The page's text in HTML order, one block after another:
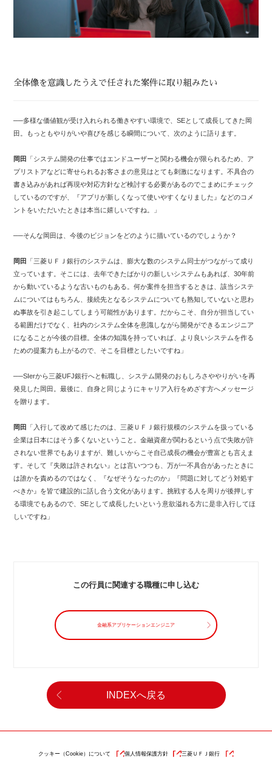
全体像を意識したうえで任された案件に取り組みたい
──多様な価値観が受け入れられる働きやすい環境で、SEとして成長してきた岡
田。もっともやりがいや喜びを感じる瞬間について、次のように語ります。
岡田
「システム開発の仕事ではエンドユーザーと関わる機会が限られるため、ア
プリストアなどに寄せられるお客さまの意見はとても刺激になります。不具合の
書き込みがあれば再現や対応方針など検討する必要があるのでこまめにチェック
しているのですが、『アプリが新しくなって使いやすくなりました』などのコメ
ントをいただいたときは本当に嬉しいですね。」
──そんな岡田は、今後のビジョンをどのように描いているのでしょうか？
岡田
「三菱ＵＦＪ銀行のシステムは、膨大な数のシステム同士がつながって成り
立っています。そこには、去年できたばかりの新しいシステムもあれば、30年前
から動いているような古いものもある。何か案件を担当するときは、該当システ
ムについてはもちろん、接続先となるシステムについても熟知していないと思わ
ぬ事故を引き起こしてしまう可能性があります。だからこそ、自分が担当してい
る範囲だけでなく、社内のシステム全体を意識しながら開発ができるエンジニア
になることが今後の目標。全体の知識を持っていれば、より良いシステムを作る
ための提案力も上がるので、そこを目標としたいですね」
──SIerから三菱UFJ銀行へと転職し、システム開発のおもしろさややりがいを再
発見した岡田。最後に、自身と同じようにキャリア入行をめざす方へメッセージ
を贈ります。
岡田
「入行して改めて感じたのは、三菱ＵＦＪ銀行規模のシステムを扱っている
企業は日本にはそう多くないということ。金融資産が関わるという点で失敗が許
されない世界でもありますが、難しいからこそ自己成長の機会が豊富とも言えま
す。そして『失敗は許されない』とは言いつつも、万が一不具合があったときに
は誰かを責めるのではなく、『なぜそうなったのか』『問題に対してどう対処す
べきか』を皆で建設的に話し合う文化があります。挑戦する人を周りが後押しす
る環境でもあるので、SEとして成長したいという意欲溢れる方に是非入行してほ
しいですね」
この行員に関連する職種に申し込む
金融系アプリケーションエンジニア
INDEXへ戻る
クッキー（Cookie）について 個人情報保護方針 三菱ＵＦＪ銀行